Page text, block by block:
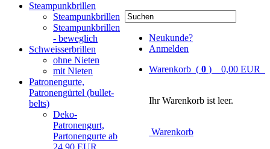
Neukunde?
Anmelden
Warenkorb ( 0 ) 0,00 EUR
Ihr Warenkorb ist leer.
Warenkorb
Steampunkbrillen
Steampunkbrillen
Steampunkbrillen
- beweglich
Schweisserbrillen
ohne Nieten
mit Nieten
Patronengurte,
Patronengürtel (bullet-
belts)
Deko-
Patronengurt,
Partonengurte ab
24,90 EUR